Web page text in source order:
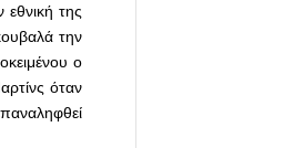
της
την
ο
όταν